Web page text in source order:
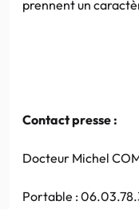
prennent un
Contact presse :
Docteur Michel
Portable :